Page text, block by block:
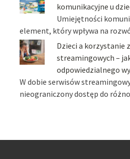
komunikacyjne u
Umiejętności
element, który wpływa na
Dzieci a korzystanie
streamingowych –
odpowiedzialnego
W dobie serwisów
nieograniczony dostęp do